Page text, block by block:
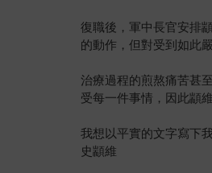
復職後，軍中長官安排
的動作，但對受到如此
治療過程的煎熬痛苦甚
受每一件事情，因此顓
我想以平實的文字寫下
史顓維